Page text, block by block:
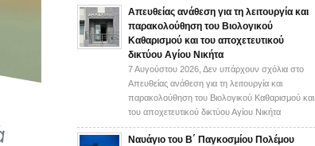
Απευθείας ανάθεση για τη λειτουργία και
παρακολούθηση του Βιολογικού
Καθαρισμού και του αποχετευτικού
δικτύου Αγίου Νικήτα
7 Αυγούστου 2026, Δεν υπάρχουν σχόλια στο
Απευθείας ανάθεση για τη λειτουργία και
παρακολούθηση του Βιολογικού Καθαρισμού και
του αποχετευτικού δικτύου Αγίου Νικήτα
Ναυάγιο του Β΄ Παγκοσμίου Πολέμου